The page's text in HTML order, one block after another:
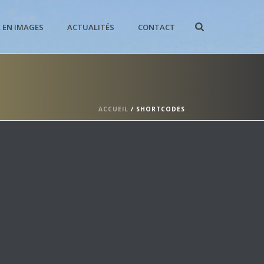
EN IMAGES ACTUALITÉS CONTACT
ACCUEIL / SHORTCODES